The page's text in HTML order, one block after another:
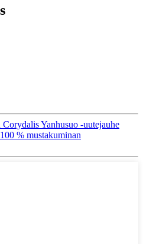
Yanhusuo -uutejauhe
% mustakuminan